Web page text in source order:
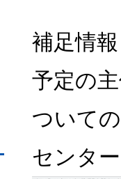
補足情報
予定の
ついて
センタ